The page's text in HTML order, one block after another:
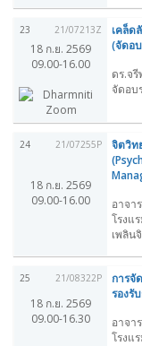
23 21/07213Z
18 ก.ย. 2569
09.00-16.00
เคล็ด
(จัดอ
ดร.จ
จัดอบ
24 21/07255P
18 ก.ย. 2569
09.00-16.00
จิตวิท
อาจา
โรงแ
เพลิน
25 21/08322P
18 ก.ย. 2569
09.00-16.30
การจั
รองรั
อาจา
โรงแ